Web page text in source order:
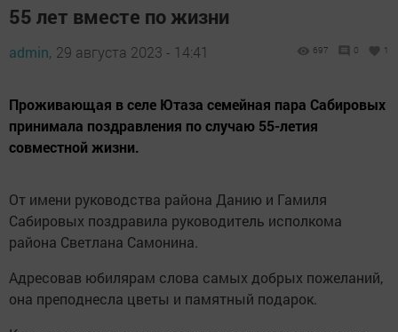
55 лет вместе по жизни
admin, 29 августа 2023 - 14:41 697 0 1
Проживающая в селе Ютаза семейная пара Сабировых
принимала поздравления по случаю 55-летия
совместной жизни.
От имени руководства района Данию и Гамиля
Сабировых поздравила руководитель исполкома
района Светлана Самонина.
Адресовав юбилярам слова самых добрых пожеланий,
она преподнесла цветы и памятный подарок.